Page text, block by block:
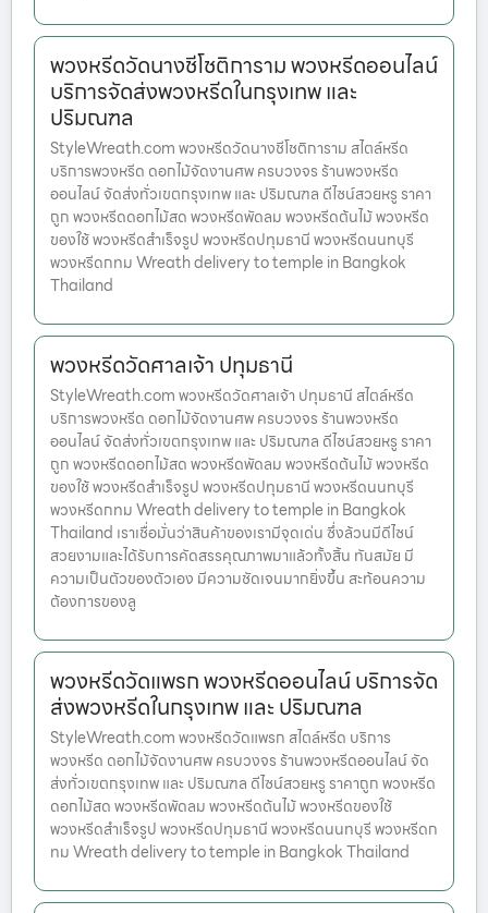
พวงหรีดวัดนางชีโชติการาม พวงหรีดออนไลน์
บริการจัดส่งพวงหรีดในกรุงเทพ และ
ปริมณฑล
StyleWreath.com พวงหรีดวัดนางชีโชติการาม สไตล์หรีด
บริการพวงหรีด ดอกไม้จัดงานศพ ครบวงจร ร้านพวงหรีด
ออนไลน์ จัดส่งทั่วเขตกรุงเทพ และ ปริมณฑล ดีไซน์สวยหรู ราคา
ถูก พวงหรีดดอกไม้สด พวงหรีดพัดลม พวงหรีดต้นไม้ พวงหรีด
ของใช้ พวงหรีดสำเร็จรูป พวงหรีดปทุมธานี พวงหรีดนนทบุรี
พวงหรีดกทม Wreath delivery to temple in Bangkok
Thailand
พวงหรีดวัดศาลเจ้า ปทุมธานี
StyleWreath.com พวงหรีดวัดศาลเจ้า ปทุมธานี สไตล์หรีด
บริการพวงหรีด ดอกไม้จัดงานศพ ครบวงจร ร้านพวงหรีด
ออนไลน์ จัดส่งทั่วเขตกรุงเทพ และ ปริมณฑล ดีไซน์สวยหรู ราคา
ถูก พวงหรีดดอกไม้สด พวงหรีดพัดลม พวงหรีดต้นไม้ พวงหรีด
ของใช้ พวงหรีดสำเร็จรูป พวงหรีดปทุมธานี พวงหรีดนนทบุรี
พวงหรีดกทม Wreath delivery to temple in Bangkok
Thailand เราเชื่อมั่นว่าสินค้าของเรามีจุดเด่น ซึ่งล้วนมีดีไซน์
สวยงามและได้รับการคัดสรรคุณภาพมาแล้วทั้งสิ้น ทันสมัย มี
ความเป็นตัวของตัวเอง มีความชัดเจนมากยิ่งขึ้น สะท้อนความ
ต้องการของลู
พวงหรีดวัดแพรก พวงหรีดออนไลน์ บริการจัด
ส่งพวงหรีดในกรุงเทพ และ ปริมณฑล
StyleWreath.com พวงหรีดวัดแพรก สไตล์หรีด บริการ
พวงหรีด ดอกไม้จัดงานศพ ครบวงจร ร้านพวงหรีดออนไลน์ จัด
ส่งทั่วเขตกรุงเทพ และ ปริมณฑล ดีไซน์สวยหรู ราคาถูก พวงหรีด
ดอกไม้สด พวงหรีดพัดลม พวงหรีดต้นไม้ พวงหรีดของใช้
พวงหรีดสำเร็จรูป พวงหรีดปทุมธานี พวงหรีดนนทบุรี พวงหรีดก
ทม Wreath delivery to temple in Bangkok Thailand